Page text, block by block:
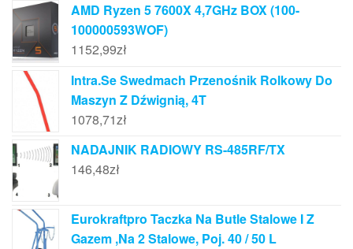
AMD Ryzen 5 7600X 4,7GHz BOX (100-
100000593WOF)
1152,99zł
Intra.Se Swedmach Przenośnik Rolkowy Do
Maszyn Z Dźwignią, 4T
1078,71zł
NADAJNIK RADIOWY RS-485RF/TX
146,48zł
Eurokraftpro Taczka Na Butle Stalowe I Z
Gazem ,Na 2 Stalowe, Poj. 40 / 50 L